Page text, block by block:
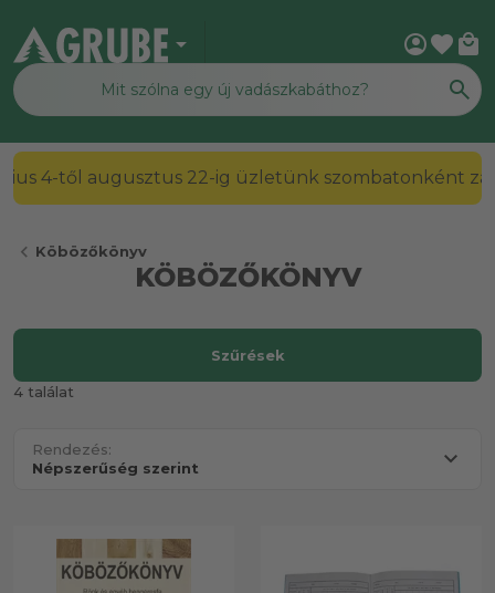
arrow_drop_down account_circlefavorite local_mall
2026. július 4-től augusztus 22-ig üzletünk
chevron_left Köbözőkönyv
KÖBÖZŐKÖNYV
4 találat
Rendezés:
Szűrések